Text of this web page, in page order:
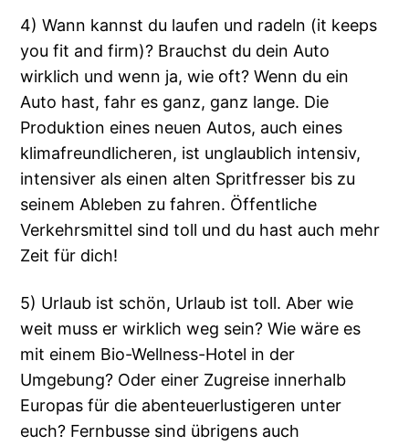
4) Wann kannst du laufen und radeln (it keeps
you fit and firm)? Brauchst du dein Auto
wirklich und wenn ja, wie oft? Wenn du ein
Auto hast, fahr es ganz, ganz lange. Die
Produktion eines neuen Autos, auch eines
klimafreundlicheren, ist unglaublich intensiv,
intensiver als einen alten Spritfresser bis zu
seinem Ableben zu fahren. Öffentliche
Verkehrsmittel sind toll und du hast auch mehr
Zeit für dich!
5) Urlaub ist schön, Urlaub ist toll. Aber wie
weit muss er wirklich weg sein? Wie wäre es
mit einem Bio-Wellness-Hotel in der
Umgebung? Oder einer Zugreise innerhalb
Europas für die abenteuerlustigeren unter
euch? Fernbusse sind übrigens auch